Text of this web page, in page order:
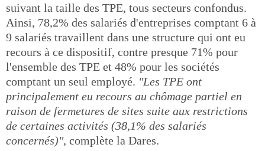
suivant la taille des TPE, tous secteurs confondus.
Ainsi, 78,2% des salariés d'entreprises comptant 6 à
9 salariés travaillent dans une structure qui ont eu
recours à ce dispositif, contre presque 71% pour
l'ensemble des TPE et 48% pour les sociétés
comptant un seul employé. "Les TPE ont
principalement eu recours au chômage partiel en
raison de fermetures de sites suite aux restrictions
de certaines activités (38,1% des salariés
concernés)", complète la Dares.